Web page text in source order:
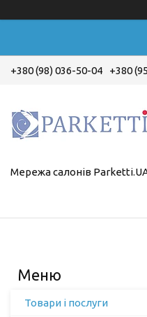
+380 (98) 036-50-04 +380
Мережа салонів
Товари і послуги